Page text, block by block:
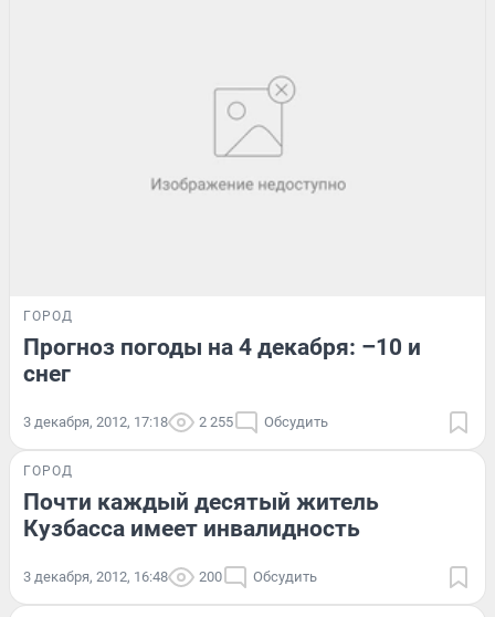
ГОРОД
Прогноз погоды на 4 декабря: –10 и
снег
3 декабря, 2012, 17:18 2 255 Обсудить
ГОРОД
Почти каждый десятый житель
Кузбасса имеет инвалидность
3 декабря, 2012, 16:48 200 Обсудить